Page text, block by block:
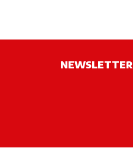
NEWSLETTER